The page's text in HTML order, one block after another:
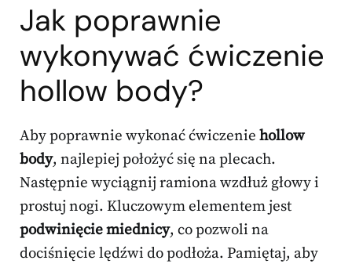
Jak poprawnie
wykonywać ćwiczenie
hollow body?
Aby poprawnie wykonać ćwiczenie hollow
body, najlepiej położyć się na plecach.
Następnie wyciągnij ramiona wzdłuż głowy i
prostuj nogi. Kluczowym elementem jest
podwinięcie miednicy, co pozwoli na
dociśnięcie lędźwi do podłoża. Pamiętaj, aby